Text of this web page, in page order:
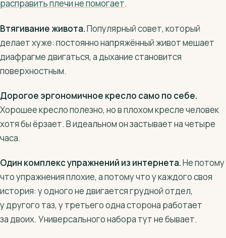
расправить плечи не помогает.
Втягивание живота.Популярный совет, который
делает хуже: постоянно напряжённый живот мешает
диафрагме двигаться, а дыхание становится
поверхностным.
Дорогое эргономичное кресло само по себе.
Хорошее кресло полезно, но в плохом кресле человек
хотя бы ёрзает. В идеальном он застывает на четыре
часа.
Один комплекс упражнений из интернета.Не потому
что упражнения плохие, а потому что у каждого своя
история: у одного не двигается грудной отдел,
у другого таз, у третьего одна сторона работает
за двоих. Универсального набора тут не бывает.